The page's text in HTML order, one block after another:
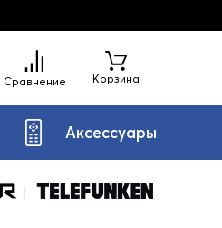
Сравнение Корзина
Аксессуары